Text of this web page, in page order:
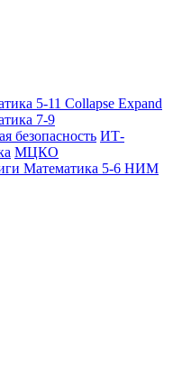
5-11 Collapse Expand
7-9
безопасность ИТ-
МЦКО
Математика 5-6 НИМ